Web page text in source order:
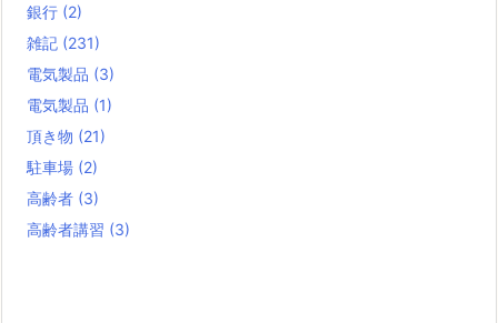
銀行 (2)
雑記 (231)
電気製品 (3)
電気製品 (1)
頂き物 (21)
駐車場 (2)
高齢者 (3)
高齢者講習 (3)